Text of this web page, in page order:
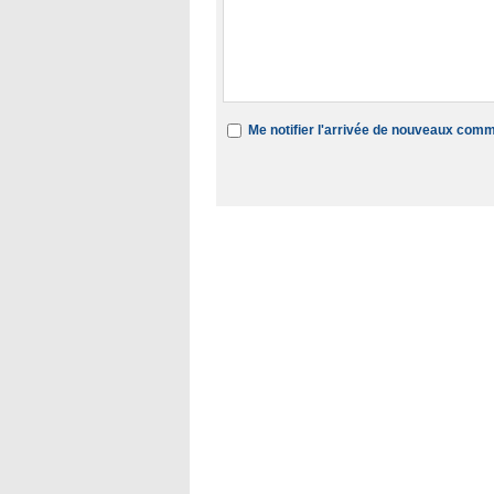
Me notifier l'arrivée de nouveaux